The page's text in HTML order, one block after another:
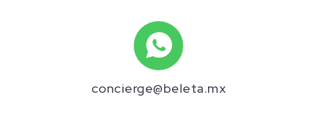
concierge@beleta.mx